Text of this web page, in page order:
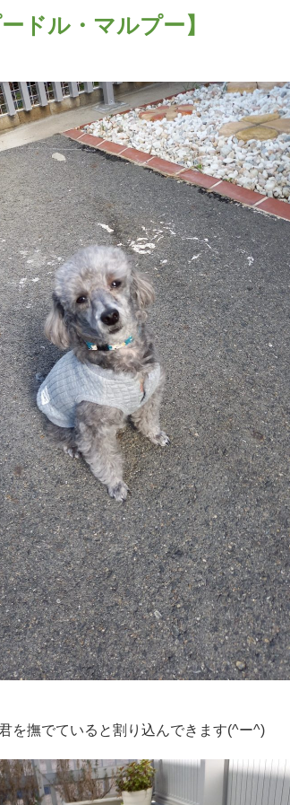
ドル・マルプー】
を撫でていると割り込んできます(^ー^)